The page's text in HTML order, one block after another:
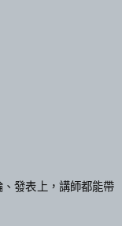
發表上，講師都能帶